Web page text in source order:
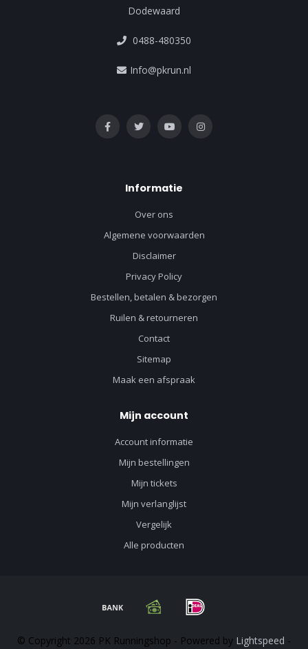
Dodewaard
0488-480350
Info@pkrun.nl
Informatie
Over ons
Algemene voorwaarden
Disclaimer
Privacy Policy
Bestellen, betalen & bezorgen
Ruilen & retourneren
Contact
Sitemap
Maak een afspraak
Mijn account
Account informatie
Mijn bestellingen
Mijn tickets
Mijn verlanglijst
Vergelijk
Alle producten
© Copyright 2026 PK Runningshop - Powered by Lightspeed -